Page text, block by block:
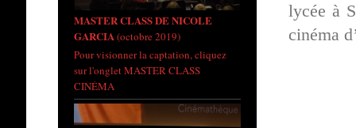
lycée à
cinéma
MASTER CLASS DE NICOLE
GARCIA(octobre 2019)
Pour visionner la captation, cliquez
sur l'onglet MASTER CLASS
CINÉMA